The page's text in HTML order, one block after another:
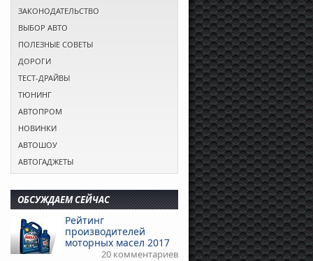
ЗАКОНОДАТЕЛЬСТВО
ВЫБОР АВТО
ПОЛЕЗНЫЕ СОВЕТЫ
ДОРОГИ
ТЕСТ-ДРАЙВЫ
ТЮНИНГ
АВТОПРОМ
НОВИНКИ
АВТОШОУ
АВТОГАДЖЕТЫ
ОБСУЖДАЕМ СЕЙЧАС
Рейтинг
производителей
моторных масел 2017
20 комментариев